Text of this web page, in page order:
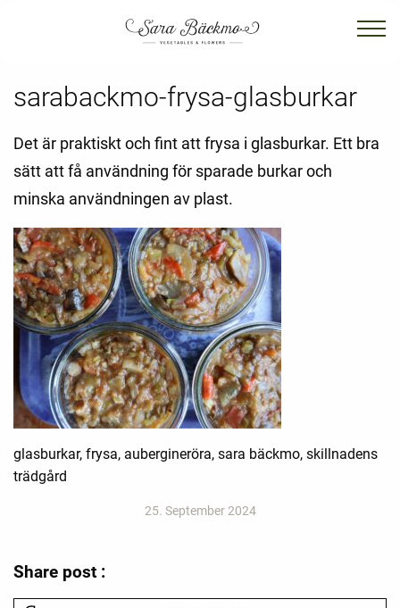
sarabackmo-frysa-glasburkar
Det är praktiskt och fint att frysa i glasburkar. Ett bra
sätt att få användning för sparade burkar och
minska användningen av plast.
glasburkar, frysa, aubergineröra, sara bäckmo, skillnadens
trädgård
25. September 2024
Share post :